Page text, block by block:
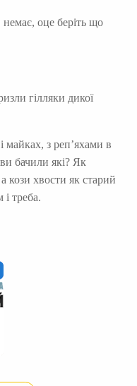
оце беріть що
гілляки дикої
майках, з реп’яхами в
бачили які? Як
кози хвости як старий
треба.